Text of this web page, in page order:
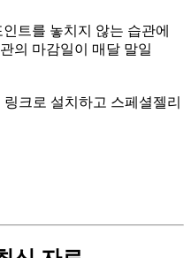
트를 놓치지 않는 습관에
의 마감일이 매달 말일
링크로 설치하고 스페셜젤리